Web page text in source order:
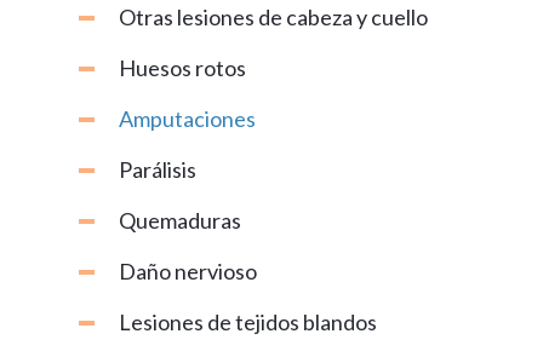
Otras lesiones de cabeza y cuello
Huesos rotos
Amputaciones
Parálisis
Quemaduras
Daño nervioso
Lesiones de tejidos blandos